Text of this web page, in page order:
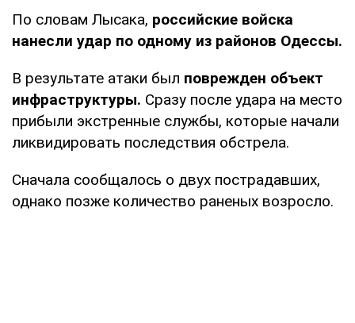
По словам Лысака, российские войска
нанесли удар по одному из районов Одессы.
В результате атаки был поврежден объект
инфраструктуры. Сразу после удара на место
прибыли экстренные службы, которые начали
ликвидировать последствия обстрела.
Сначала сообщалось о двух пострадавших,
однако позже количество раненых возросло.